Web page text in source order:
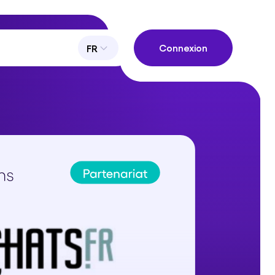
FR Connexion
ne pas les piloter correctement."